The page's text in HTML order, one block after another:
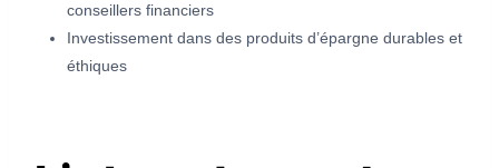
conseillers financiers
Investissement dans des produits d’épargne durables et
éthiques